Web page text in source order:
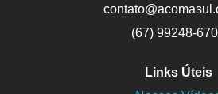
(67) 99248-
Links Úteis